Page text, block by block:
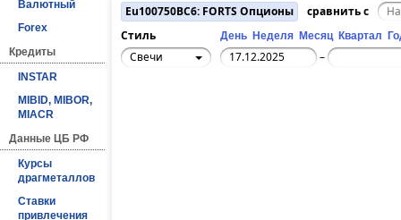
Валютный
Forex
Кредиты
INSTAR
MIBID, MIBOR,
MIACR
Данные ЦБ РФ
Курсы
драгметаллов
Ставки
привлечения
Eu100750BC6: FORTS Опционы
сравнить с
Стиль
День Неделя Месяц Квартал
Свечи –